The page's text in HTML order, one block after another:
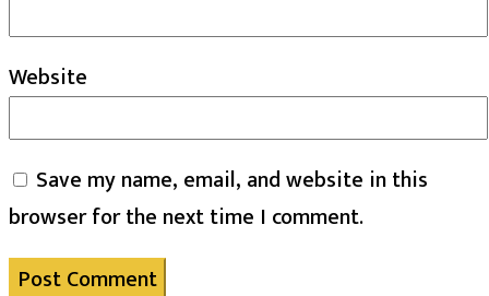
Website
Save my name, email, and website in this
browser for the next time I comment.